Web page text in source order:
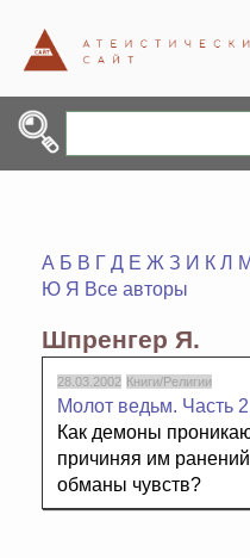
А Б В Г Д Е Ж З И К Л М
Ю Я Все авторы
Шпренгер Я.
28.03.2002 Книги/Религии
Молот ведьм. Часть
Как демоны
причиняя им
обманы чувств?